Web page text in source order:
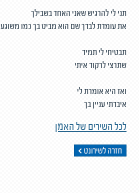
תני לי להרגיש שאני האחד בשבילך
את עומדת לבדך שם הוא מביט בך כמו משוגע
תבטיחי לי תמיד
שתרצי לרקוד איתי
ואז היא אומרת לי
איבדתי עניין בך
לכל השירים של האמן